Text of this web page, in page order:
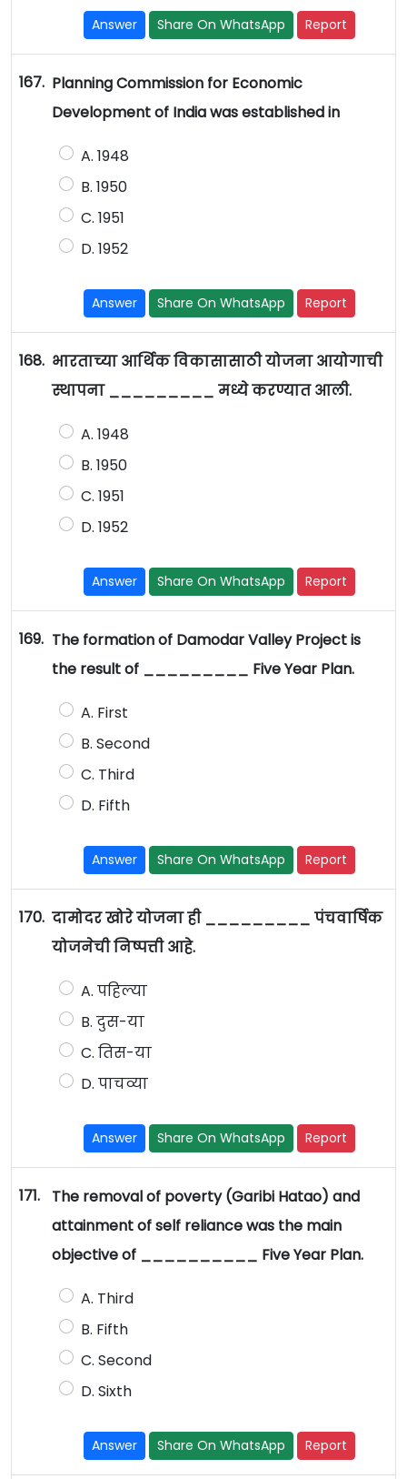
Answer Share On WhatsApp Report
167. Planning Commission for Economic
Development of India was established in
A. 1948
B. 1950
C. 1951
D. 1952
Answer Share On WhatsApp Report
168. भारताच्या आर्थिक विकासासाठी योजना आयोगाची
स्थापना _________ मध्ये करण्यात आली.
A. 1948
B. 1950
C. 1951
D. 1952
Answer Share On WhatsApp Report
169. The formation of Damodar Valley Project is
the result of _________ Five Year Plan.
A. First
B. Second
C. Third
D. Fifth
Answer Share On WhatsApp Report
170. दामोदर खोरे योजना ही _________ पंचवार्षिक
योजनेची निष्पत्ती आहे.
A. पहिल्या
B. दुस-या
C. तिस-या
D. पाचव्या
Answer Share On WhatsApp Report
171.
The removal of poverty (Garibi Hatao) and
attainment of self reliance was the main
objective of __________ Five Year Plan.
A. Third
B. Fifth
C. Second
D. Sixth
Answer Share On WhatsApp Report